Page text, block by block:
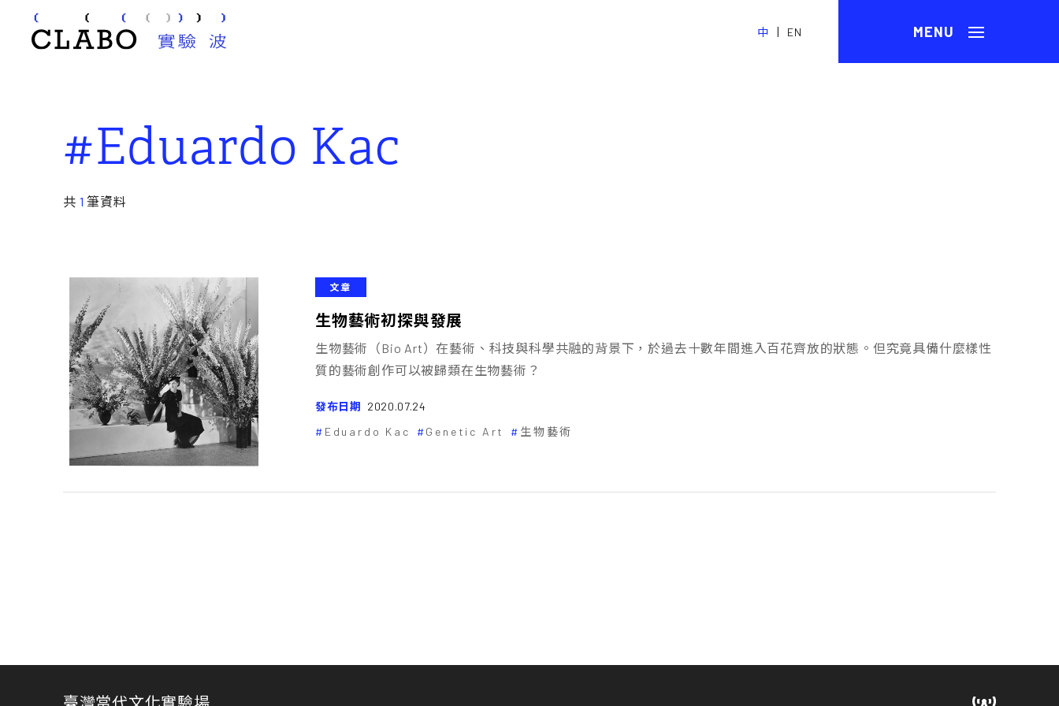
中 | EN
#Eduardo Kac
共 1筆資料
文章
生物藝術初探與發展
生物藝術（Bio Art）在藝術、科技與科學共融的背景下，於過去十數年間進入百花齊放的狀態。但究竟具備什麼樣性
質的藝術創作可以被歸類在生物藝術？
發布日期 2020.07.24
Eduardo Kac
Genetic Art 生物藝術
臺灣當代文化實驗場